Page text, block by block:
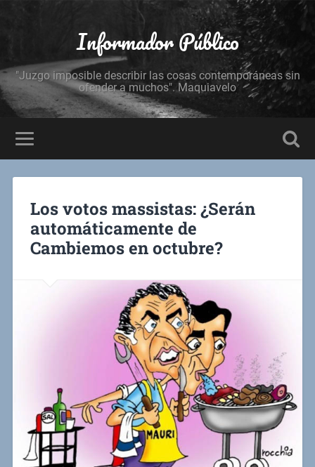
Informador Público
"Juzgo imposible describir las cosas contemporáneas sin
ofender a muchos". Maquiavelo
Los votos massistas: ¿Serán
automáticamente de
Cambiemos en octubre?